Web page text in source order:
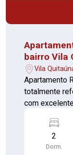
bairro Vila
Vila
Apartamento Reformado
totalmente
com
sendo 01
madeira Sala
2
Dorm.